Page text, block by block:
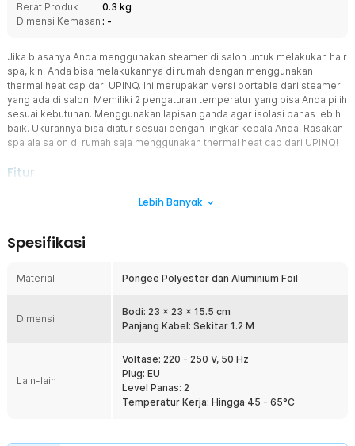
Berat Produk
0.3 kg
Dimensi Kemasan : -
Jika biasanya Anda menggunakan steamer di salon untuk melakukan hair
spa, kini Anda bisa melakukannya di rumah dengan menggunakan
thermal heat cap dari UPINQ. Ini merupakan versi portable dari steamer
yang ada di salon. Memiliki 2 pengaturan temperatur yang bisa Anda pilih
sesuai kebutuhan. Menggunakan lapisan ganda agar isolasi panas lebih
baik. Ukurannya bisa diatur sesuai dengan lingkar kepala Anda. Rasakan
spa ala salon di rumah saja menggunakan thermal heat cap dari UPINQ!
Fitur
Anda. Thermal heat cap akan memberikan panas merata selama
ini membantu membuka kutikula rambut sehingga nutrisi dari
masker atau kondisioner dapat menyerap lebih maksimal ke dalam
Tingkatkan Hasil Perawatan Rambut
dapat bekerja lebih efektif, membuat rambut terasa lebih halus,
lembut, dan terhidrasi. Proses ini sangat berguna untuk
memperbaiki rambut kering, rusak, atau kusut.
Isolasi Panas Lebih Baik
Lebih Banyak
Spesifikasi
Material Pongee Polyester dan Aluminium Foil
Dimensi
Bodi: 23 x 23 x 15.5 cm
Panjang Kabel: Sekitar 1.2 M
Lain-lain
Voltase: 220 - 250 V, 50 Hz
Plug: EU
Level Panas: 2
Temperatur Kerja: Hingga 45 - 65°C